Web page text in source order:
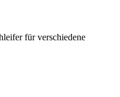
für verschiedene